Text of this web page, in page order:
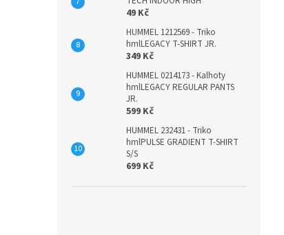
49 Kč
HUMMEL 1212569 - Triko
hmlLEGACY T-SHIRT JR.
349 Kč
HUMMEL 0214173 - Kalhoty
hmlLEGACY REGULAR PANTS
JR.
599 Kč
HUMMEL 232431 - Triko
hmlPULSE GRADIENT T-SHIRT
S/S
699 Kč